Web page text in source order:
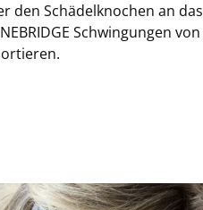
den Schädelknochen an das
Schwingungen von